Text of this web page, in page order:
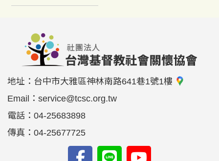
地址： 台中市大雅區神林南路641巷1號1樓
Email： service@tcsc.org.tw
電話： 04-25683898
傳真： 04-25677725